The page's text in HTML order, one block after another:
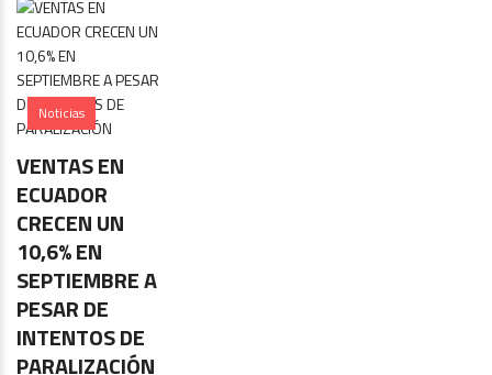
Noticias
VENTAS EN
ECUADOR
CRECEN UN
10,6% EN
SEPTIEMBRE A
PESAR DE
INTENTOS DE
PARALIZACIÓN